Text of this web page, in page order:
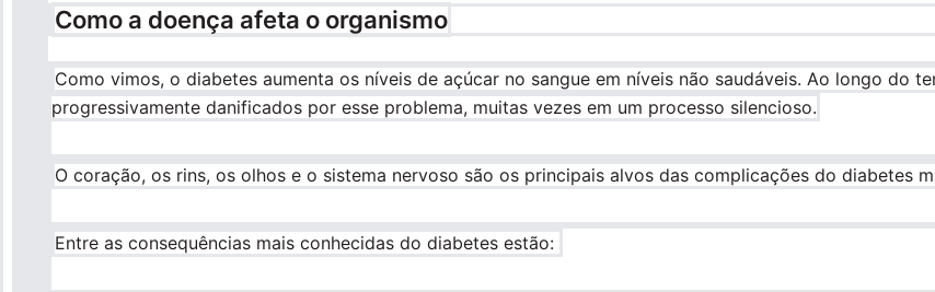
Como a doença afeta o organismo
Como vimos, o diabetes aumenta os níveis de açúcar no sangue em níveis não saudáveis. Ao longo do
progressivamente danificados por esse problema, muitas vezes em um processo silencioso.
O coração, os rins, os olhos e o sistema nervoso são os principais alvos das complicações do diabetes
Entre as consequências mais conhecidas do diabetes estão: